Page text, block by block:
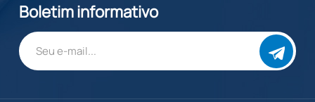
Boletim informativo